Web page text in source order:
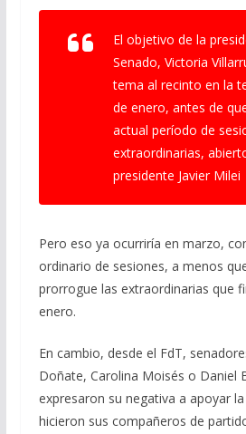
El objetivo de la
Senado, Victoria
tema al recinto en la
de enero, antes de
actual período de
extraordinarias,
presidente Javier Milei
Pero eso ya ocurriría en marzo,
ordinario de sesiones, a menos
prorrogue las extraordinarias que
enero.
En cambio, desde el FdT,
Doñate, Carolina Moisés o Daniel
expresaron su negativa a apoyar
hicieron sus compañeros de